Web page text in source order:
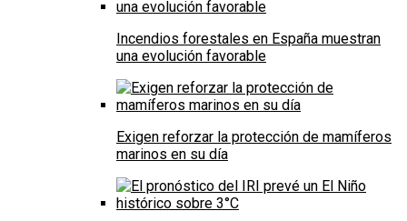
Incendios forestales en España muestran
una evolución favorable
Exigen reforzar la protección de mamíferos
marinos en su día